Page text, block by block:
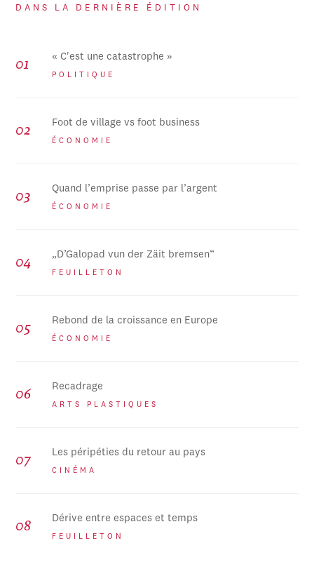
DANS LA DERNIÈRE ÉDITION
« C'est une catastrophe »
POLITIQUE
Foot de village vs foot business
ÉCONOMIE
Quand l’emprise passe par l’argent
ÉCONOMIE
„D’Galopad vun der Zäit bremsen“
FEUILLETON
Rebond de la croissance en Europe
ÉCONOMIE
Recadrage
ARTS PLASTIQUES
Les péripéties du retour au pays
CINÉMA
Dérive entre espaces et temps
FEUILLETON